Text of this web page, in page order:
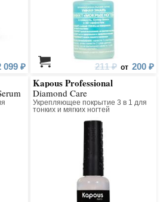
099 ₽ 211 ₽ от 200 ₽
Kapous Professional
Diamond Care
Укрепляющее покрытие 3 в 1 для
тонких и мягких ногтей